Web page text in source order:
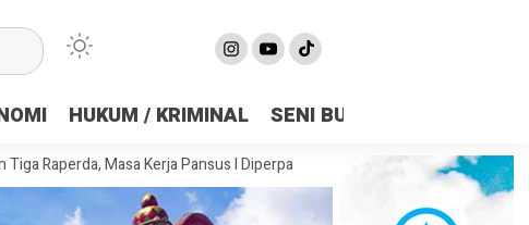
HUKUM / KRIMINAL SENI BUDAYA
Masa Kerja Pansus I Diperpanjang Demi Matangkan Substansi DPRD